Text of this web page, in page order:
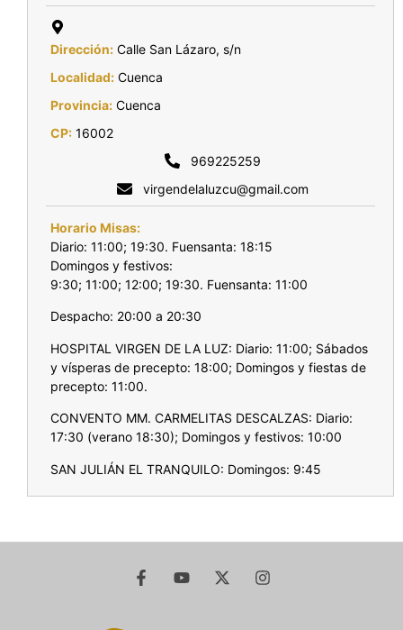
Dirección: Calle San Lázaro, s/n
Localidad: Cuenca
Provincia: Cuenca
CP: 16002
969225259
virgendelaluzcu@gmail.com
Horario Misas:
Diario: 11:00; 19:30. Fuensanta: 18:15
Domingos y festivos:
9:30; 11:00; 12:00; 19:30. Fuensanta: 11:00
Despacho: 20:00 a 20:30
HOSPITAL VIRGEN DE LA LUZ: Diario: 11:00; Sábados
y vísperas de precepto: 18:00; Domingos y fiestas de
precepto: 11:00.
CONVENTO MM. CARMELITAS DESCALZAS: Diario:
17:30 (verano 18:30); Domingos y festivos: 10:00
SAN JULIÁN EL TRANQUILO: Domingos: 9:45